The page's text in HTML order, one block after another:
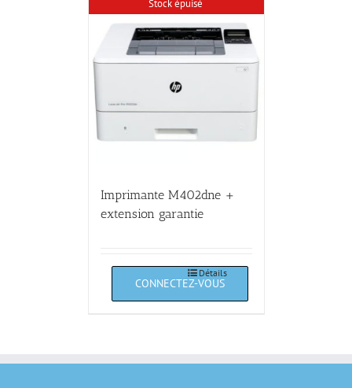
Stock épuisé
Imprimante M402dne +
extension garantie
Détails